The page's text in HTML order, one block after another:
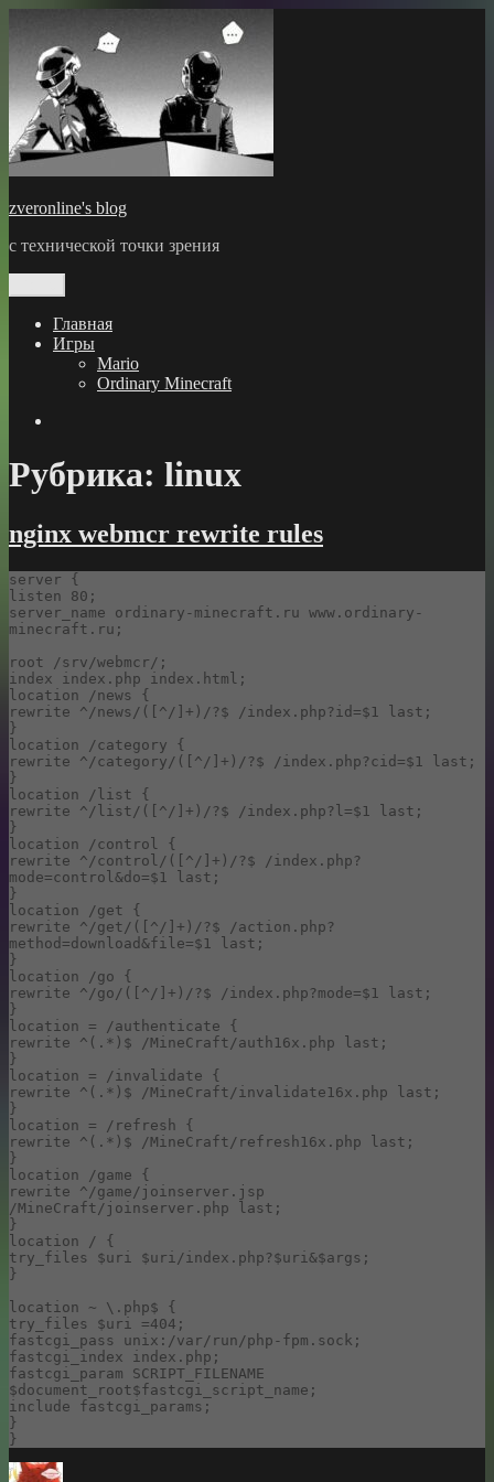
содержимому
zveronline's blog
с технической точки зрения
Главная
Игры
Mario
Ordinary Minecraft
Рубрика: linux
nginx webmcr rewrite rules
server {
listen 80;
server_name ordinary-minecraft.ru www.ordinary-
minecraft.ru;
root /srv/webmcr/;
index index.php index.html;
location /news {
rewrite ^/news/([^/]+)/?$ /index.php?id=$1 last;
}
location /category {
rewrite ^/category/([^/]+)/?$ /index.php?cid=$1 last;
}
location /list {
rewrite ^/list/([^/]+)/?$ /index.php?l=$1 last;
}
location /control {
rewrite ^/control/([^/]+)/?$ /index.php?
mode=control&do=$1 last;
}
location /get {
rewrite ^/get/([^/]+)/?$ /action.php?
method=download&file=$1 last;
}
location /go {
rewrite ^/go/([^/]+)/?$ /index.php?mode=$1 last;
}
location = /authenticate {
rewrite ^(.*)$ /MineCraft/auth16x.php last;
}
location = /invalidate {
rewrite ^(.*)$ /MineCraft/invalidate16x.php last;
}
location = /refresh {
rewrite ^(.*)$ /MineCraft/refresh16x.php last;
}
location /game {
rewrite ^/game/joinserver.jsp
/MineCraft/joinserver.php last;
}
location / {
try_files $uri $uri/index.php?$uri&$args;
}
location ~ \.php$ {
try_files $uri =404;
fastcgi_pass unix:/var/run/php-fpm.sock;
fastcgi_index index.php;
fastcgi_param SCRIPT_FILENAME
$document_root$fastcgi_script_name;
include fastcgi_params;
}
}